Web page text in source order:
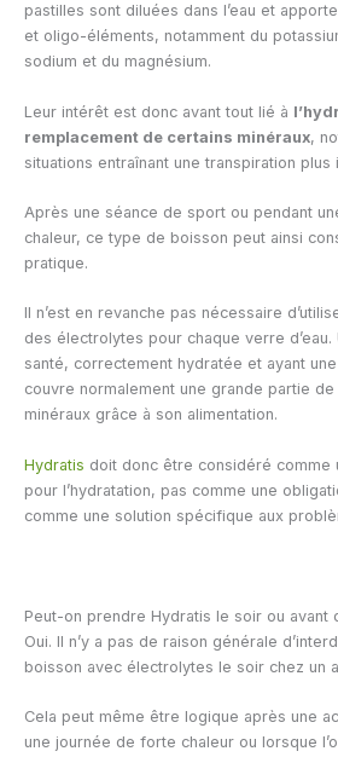
pastilles sont diluées dans l’eau et
et oligo-éléments, notamment du
sodium et du magnésium.
Leur intérêt est donc avant tout lié à
remplacement de certains minéraux,
situations entraînant une transpiration plus
Après une séance de sport ou pendant
chaleur, ce type de boisson peut ainsi
pratique.
Il n’est en revanche pas nécessaire
des électrolytes pour chaque verre
santé, correctement hydratée et ayant
couvre normalement une grande partie
minéraux grâce à son alimentation.
Hydratis doit donc être considéré comme
pour l’hydratation, pas comme une
comme une solution spécifique aux
Peut-on prendre Hydratis le soir ou avant
Oui. Il n’y a pas de raison générale
boisson avec électrolytes le soir chez un
Cela peut même être logique après une
une journée de forte chaleur ou lorsque